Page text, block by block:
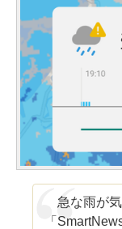
急な雨が気
「